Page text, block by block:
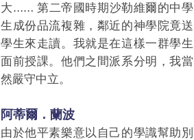
大…… 第二帝國時期沙勒維爾的中學
生成份品流複雜，鄰近的神學院竟送
學生來走讀。我就是在這樣一群學生
面前授課。他們之間派系分明，我當
然嚴守中立。
阿蒂爾．蘭波
由於他平素樂意以自己的學識幫助別